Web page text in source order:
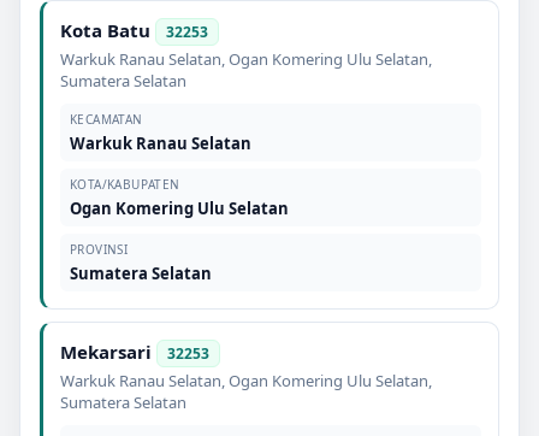
Kota Batu 32253
Warkuk Ranau Selatan,Ogan Komering Ulu Selatan,
Sumatera Selatan
KECAMATAN
Warkuk Ranau Selatan
KOTA/KABUPATEN
Ogan Komering Ulu Selatan
PROVINSI
Sumatera Selatan
Mekarsari 32253
Warkuk Ranau Selatan,Ogan Komering Ulu Selatan,
Sumatera Selatan